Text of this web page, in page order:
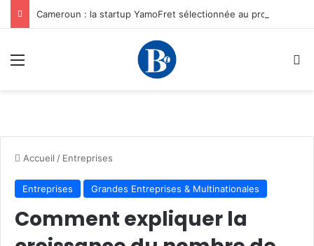
Menu
Accueil / Entreprises
Entreprises Grandes Entreprises & Multinationales
Comment expliquer la